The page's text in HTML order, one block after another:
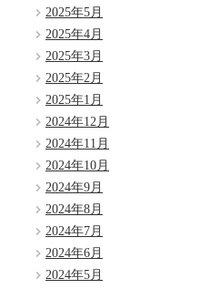
2025年5月
2025年4月
2025年3月
2025年2月
2025年1月
2024年12月
2024年11月
2024年10月
2024年9月
2024年8月
2024年7月
2024年6月
2024年5月